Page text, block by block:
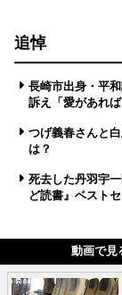
追悼
長崎市出身・平
訴え「愛があれ
つげ義春さんと
は？
死去した丹羽宇
ど読書』ベスト
動画で見